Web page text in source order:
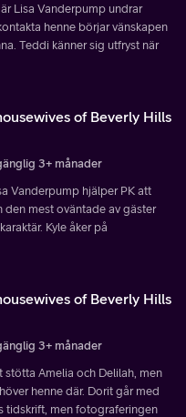
Lisa Vanderpump undrar
henne börjar vänskapen
Teddi känner sig utfryst när
of Beverly Hills
3+ månader
Vanderpump hjälper PK att
mest oväntade av gäster
Kyle åker på
of Beverly Hills
3+ månader
stötta Amelia och Delilah, men
henne där. Dorit går med
tidskrift, men fotograferingen